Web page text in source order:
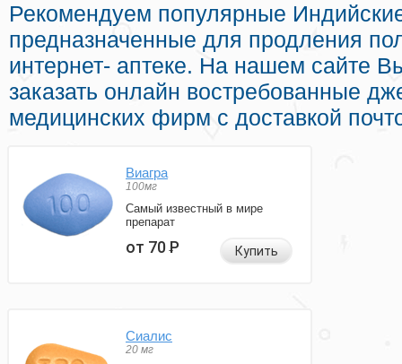
Рекомендуем популярные
предназначенные для продления
интернет- аптеке. На нашем сайте
заказать онлайн востребованные
медицинских фирм с доставкой
Виагра
100мг
Самый известный в мире
препарат
от 70Р Купить
Сиалис
20 мг